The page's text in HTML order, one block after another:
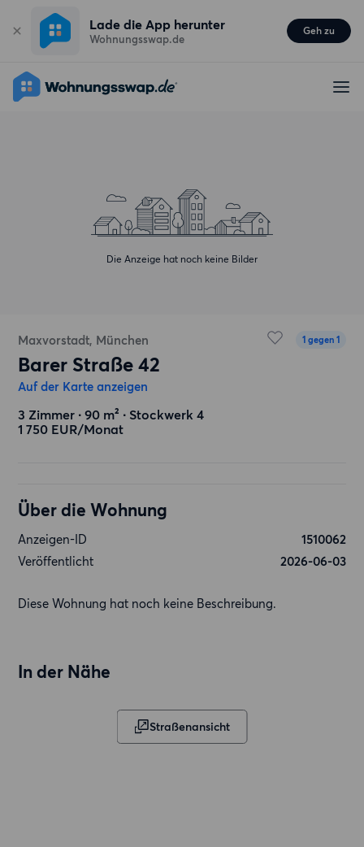
Lade die App herunter
Wohnungsswap.de
Geh zu
Die Anzeige hat noch keine Bilder
Maxvorstadt, München 1 gegen 1
Barer Straße 42
Auf der Karte anzeigen
3 Zimmer ∙ 90 m² ∙ Stockwerk 4
1 750 EUR/Monat
Über die Wohnung
Anzeigen-ID
1510062
Veröffentlicht
2026-06-03
Diese Wohnung hat noch keine Beschreibung.
In der Nähe
Straßenansicht